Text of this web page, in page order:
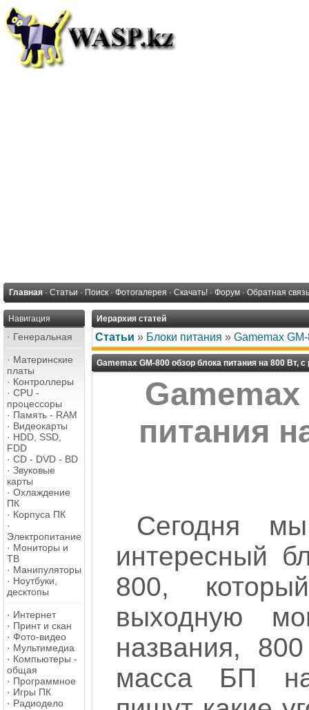
Главная · Статьи · Поиск · Фотогалерея · Скачать! · Форум · Обратная связь
Навигация
· Генеральная
· Материнские
платы
· Контроллеры
· CPU -
процессоры
· Память - RAM
· Видеокарты
· HDD, SSD,
FDD
· CD - DVD - BD
· Звуковые
карты
· Охлаждение
ПК
· Корпуса ПК
·
Электропитание
· Мониторы и
ТВ
· Манипуляторы
· Ноутбуки,
десктопы
· Интернет
· Принт и скан
· Фото-видео
· Мультимедиа
· Компьютеры -
общая
· Программное
· Игры ПК
· Радиодело
Иерархия статей
Статьи » Блоки питания » Gamemax
Gamemax GM-800 обзор блока питания на 800 Вт, с
питания
Сегодня
интересный
800,
выходную
названия,
масса БП на